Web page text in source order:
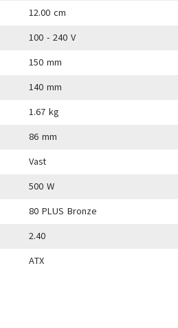
12.00 cm
100 - 240 V
150 mm
140 mm
1.67 kg
86 mm
Vast
500 W
80 PLUS Bronze
2.40
ATX